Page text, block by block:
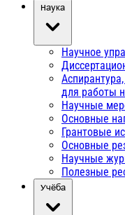
Наука
Научное
для работы
Научные
Основные
Грантовые
Основные
Научные
Полезные
Учёба